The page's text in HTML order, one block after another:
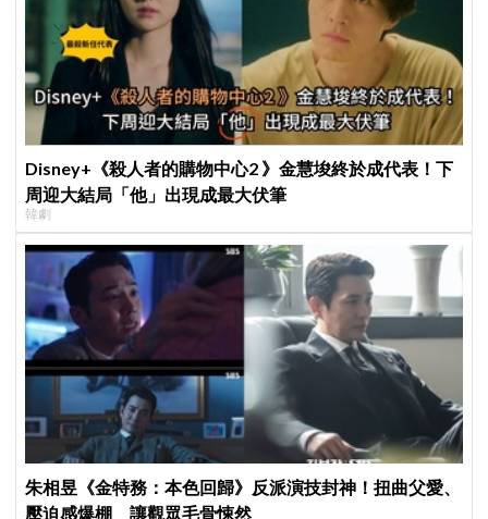
Disney+《殺人者的購物中心2 》金慧埈終於成代表！下
周迎大結局「他」出現成最大伏筆
韓劇
朱相昱《金特務：本色回歸》反派演技封神！扭曲父愛、
壓迫感爆棚 讓觀眾毛骨悚然